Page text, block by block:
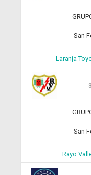
San
Laranja
San
Rayo